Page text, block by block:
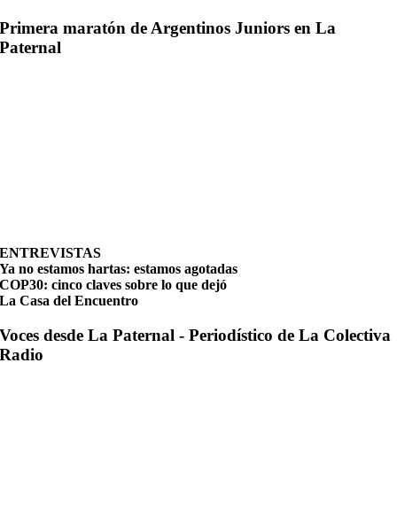
Primera maratón de Argentinos Juniors en La
Paternal
ENTREVISTAS
Ya no estamos hartas: estamos agotadas
COP30: cinco claves sobre lo que dejó
La Casa del Encuentro
Voces desde La Paternal - Periodístico de La Colectiva
Radio